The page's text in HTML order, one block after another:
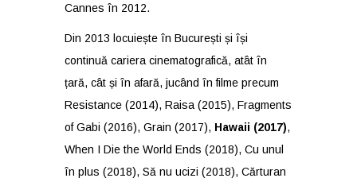
Cannes în 2012.
Din 2013 locuiește în București și își
continuă cariera cinematografică, atât în
țară, cât și în afară, jucând în filme precum
Resistance (2014), Raisa (2015), Fragments
of Gabi (2016), Grain (2017), Hawaii (2017),
When I Die the World Ends (2018), Cu unul
în plus (2018), Să nu ucizi (2018), Cărturan